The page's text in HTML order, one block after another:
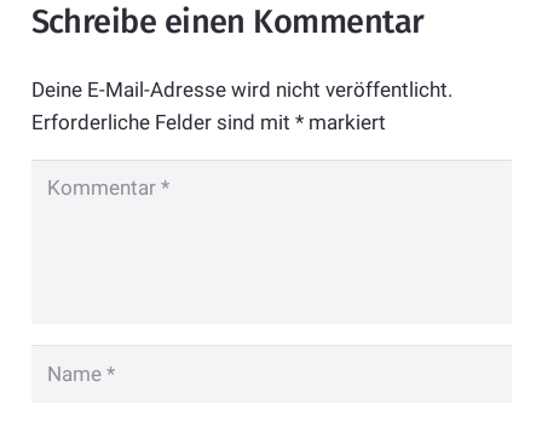
Schreibe einen Kommentar
Deine E-Mail-Adresse wird nicht veröffentlicht.
Erforderliche Felder sind mit *markiert